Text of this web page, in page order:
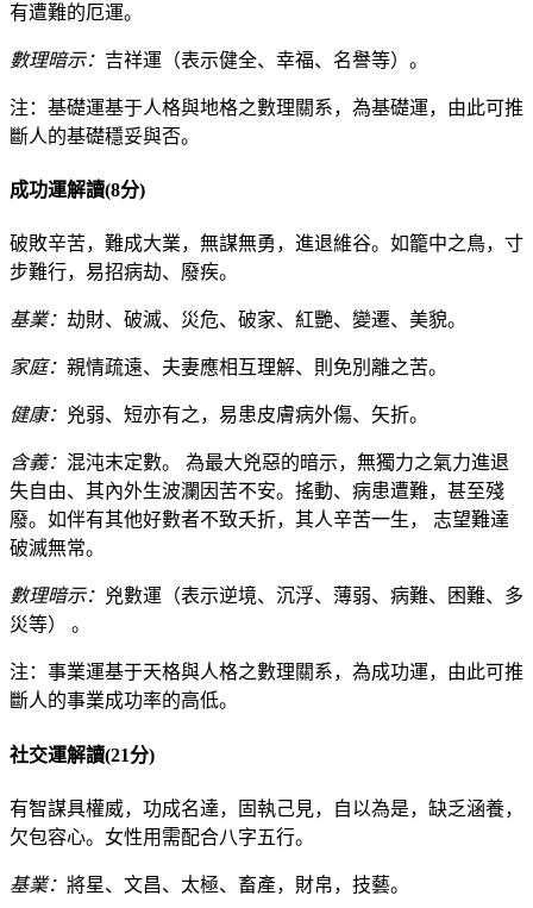
有遭難的厄運。
數理暗示： 吉祥運（表示健全、幸福、名譽等）。
注：基礎運基于人格與地格之數理關系，為基礎運，由此可推
斷人的基礎穩妥與否。
成功運解讀(8分)
破敗辛苦，難成大業，無謀無勇，進退維谷。如籠中之鳥，寸
步難行，易招病劫、廢疾。
基業： 劫財、破滅、災危、破家、紅艷、變遷、美貌。
家庭： 親情疏遠、夫妻應相互理解、則免別離之苦。
健康： 兇弱、短亦有之，易患皮膚病外傷、矢折。
含義： 混沌末定數。 為最大兇惡的暗示，無獨力之氣力進退
失自由、其內外生波瀾因苦不安。搖動、病患遭難，甚至殘
廢。如伴有其他好數者不致夭折，其人辛苦一生， 志望難達
破滅無常。
數理暗示： 兇數運（表示逆境、沉浮、薄弱、病難、困難、多
災等） 。
注：事業運基于天格與人格之數理關系，為成功運，由此可推
斷人的事業成功率的高低。
社交運解讀(21分)
有智謀具權威，功成名達，固執己見，自以為是，缺乏涵養，
欠包容心。女性用需配合八字五行。
基業： 將星、文昌、太極、畜產，財帛，技藝。